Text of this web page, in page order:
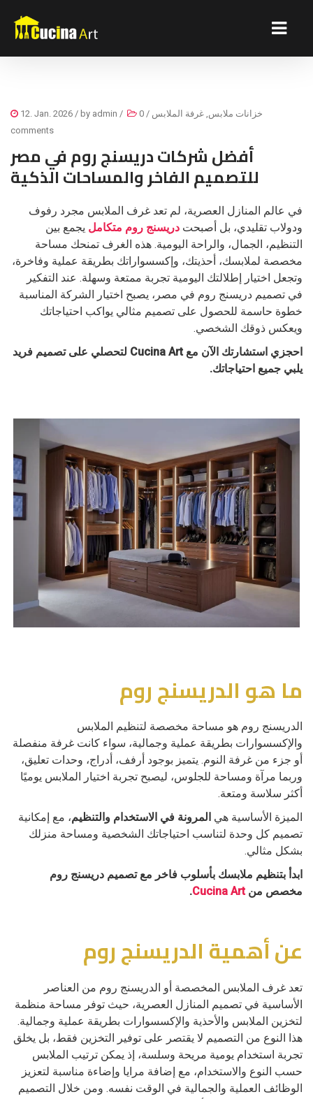
12. Jan. 2026 / by admin / خزانات ملابس, غرفة الملابس /
0
comments
أفضل شركات دريسنج روم في مصر
للتصميم الفاخر والمساحات الذكية
في عالم المنازل العصرية، لم تعد غرف الملابس مجرد رفوف
ودولاب تقليدي، بل أصبحت دريسنج روم متكامل يجمع بين
التنظيم، الجمال، والراحة اليومية. هذه الغرف تمنحك مساحة
مخصصة لملابسك، أحذيتك، وإكسسواراتك بطريقة عملية وفاخرة،
وتجعل اختيار إطلالتك اليومية تجربة ممتعة وسهلة. عند التفكير
في تصميم دريسنج روم في مصر، يصبح اختيار الشركة المناسبة
خطوة حاسمة للحصول على تصميم مثالي يواكب احتياجاتك
ويعكس ذوقك الشخصي.
احجزي استشارتك الآن مع Cucina Art لتحصلي على تصميم فريد
يلبي جميع احتياجاتك.
ما هو الدريسنج روم
الدريسنج روم هو مساحة مخصصة لتنظيم الملابس
والإكسسوارات بطريقة عملية وجمالية، سواء كانت غرفة منفصلة
أو جزء من غرفة النوم. يتميز بوجود أرفف، أدراج، وحدات تعليق،
وربما مرآة ومساحة للجلوس، ليصبح تجربة اختيار الملابس يوميًا
أكثر سلاسة ومتعة.
الميزة الأساسية هي المرونة في الاستخدام والتنظيم، مع إمكانية
تصميم كل وحدة لتناسب احتياجاتك الشخصية ومساحة منزلك
بشكل مثالي.
ابدأ بتنظيم ملابسك بأسلوب فاخر مع تصميم دريسنج روم
مخصص منCucina Art
.
عن أهمية الدريسنج روم
تعد غرف الملابس المخصصة أو الدريسنج روم من العناصر
الأساسية في تصميم المنازل العصرية، حيث توفر مساحة منظمة
لتخزين الملابس والأحذية والإكسسوارات بطريقة عملية وجمالية.
هذا النوع من التصميم لا يقتصر على توفير التخزين فقط، بل يخلق
تجربة استخدام يومية مريحة وسلسة، إذ يمكن ترتيب الملابس
حسب النوع والاستخدام، مع إضافة مرايا وإضاءة مناسبة لتعزيز
الوظائف العملية والجمالية في الوقت نفسه. ومن خلال التصميم